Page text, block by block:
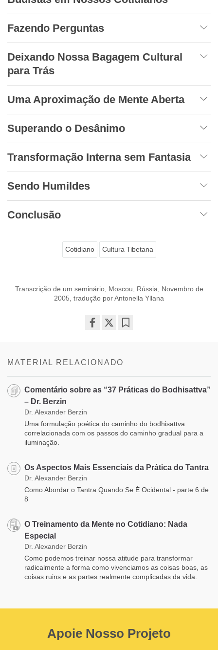
Fazendo Perguntas
Deixando Nossa Bagagem Cultural
para Trás
Uma Aproximação de Mente Aberta
Superando o Desânimo
Transformação Interna sem Fantasia
Sendo Humildes
Conclusão
Cotidiano Cultura Tibetana
Transcrição de um seminário, Moscou, Rússia, Novembro de
2005, tradução por Antonella Yllana
MATERIAL RELACIONADO
Comentário sobre as “37 Práticas do Bodhisattva”
– Dr. Berzin
Dr. Alexander Berzin
Uma formulação poética do caminho do bodhisattva
correlacionada com os passos do caminho gradual para a
iluminação.
Os Aspectos Mais Essenciais da Prática do Tantra
Dr. Alexander Berzin
Como Abordar o Tantra Quando Se É Ocidental - parte 6 de
8
O Treinamento da Mente no Cotidiano: Nada
Especial
Dr. Alexander Berzin
Como podemos treinar nossa atitude para transformar
radicalmente a forma como vivenciamos as coisas boas, as
coisas ruins e as partes realmente complicadas da vida.
Apoie Nosso Projeto